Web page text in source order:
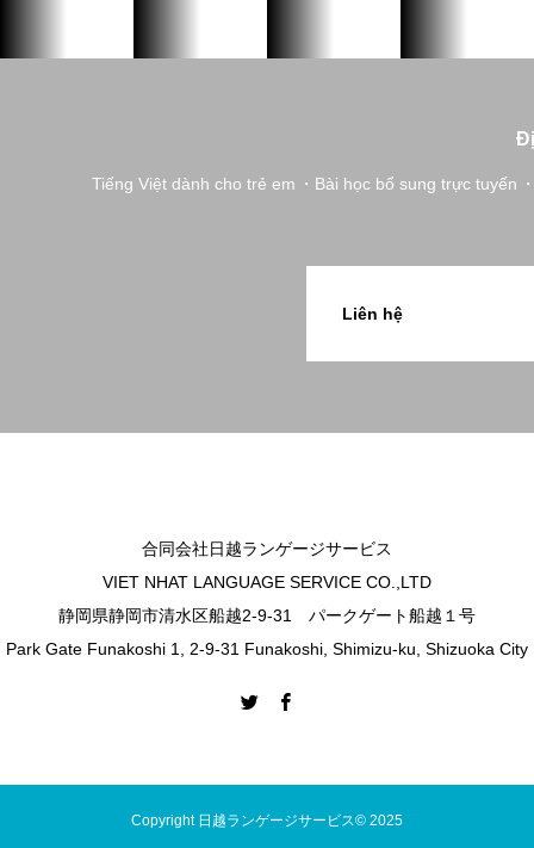
Tiếng Việt dành cho trẻ em Bài học bổ sung trực tuyến
Liên hệ
合同会社日越ランゲージサービス
VIET NHAT LANGUAGE SERVICE CO.,LTD
静岡県静岡市清水区船越2-9-31 パークゲート船越１号
Park Gate Funakoshi 1, 2-9-31 Funakoshi, Shimizu-ku, Shizuoka City
Copyright 日越ランゲージサービス© 2025